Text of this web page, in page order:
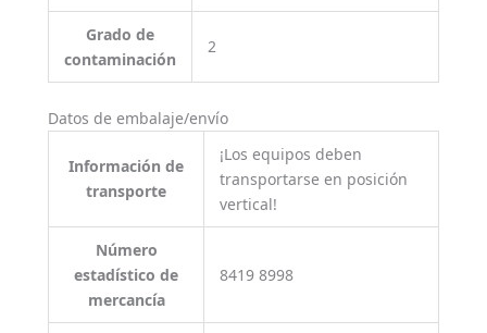
Grado de
contaminación
2
Datos de embalaje/envío
Información de
transporte
¡Los equipos deben
transportarse en posición
vertical!
Número
estadístico de
mercancía
8419 8998